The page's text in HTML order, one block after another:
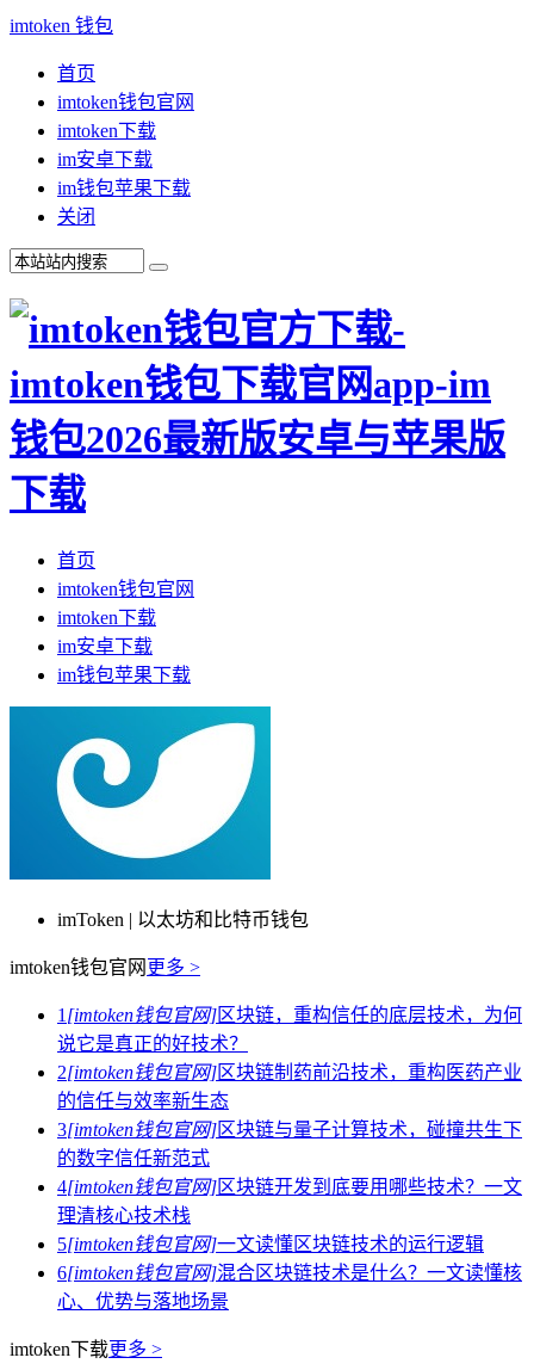
imtoken 钱包
首页
imtoken钱包官网
imtoken下载
im安卓下载
im钱包苹果下载
关闭
首页
imtoken钱包官网
imtoken下载
im安卓下载
im钱包苹果下载
imToken | 以太坊和比特币钱包
imtoken钱包官网 更多 >
1 [imtoken钱包官网]区块链，重构信任的底层技术，为何
说它是真正的好技术？
2[imtoken钱包官网]区块链制药前沿技术，重构医药产业
的信任与效率新生态
3[imtoken钱包官网]区块链与量子计算技术，碰撞共生下
的数字信任新范式
4[imtoken钱包官网]区块链开发到底要用哪些技术？一文
理清核心技术栈
5[imtoken钱包官网]一文读懂区块链技术的运行逻辑
6[imtoken钱包官网]混合区块链技术是什么？一文读懂核
心、优势与落地场景
imtoken下载更多 >